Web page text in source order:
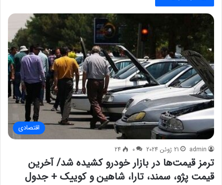
اقتصادی
admin 21 ژوئن 2024 0
24
ترمز قیمت‌ها در بازار خودرو کشیده شد/ آخرین
قیمت پژو، سمند، تارا، شاهین و کوییک + جدول